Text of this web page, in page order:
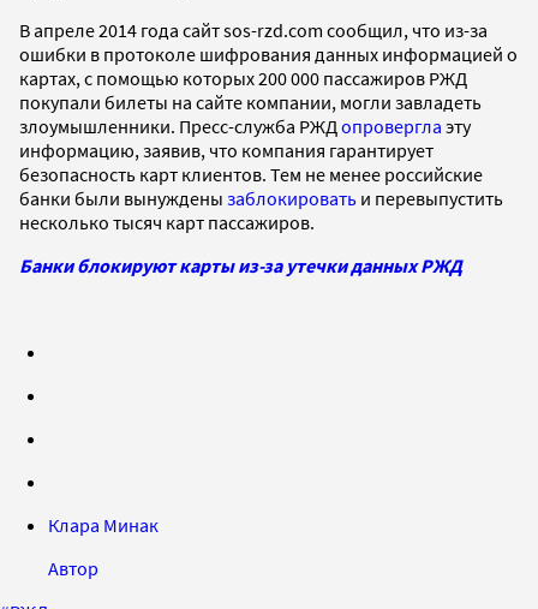
В апреле 2014 года сайт sos-rzd.com сообщил, что из-за
ошибки в протоколе шифрования данных информацией о
картах, с помощью которых 200 000 пассажиров РЖД
покупали билеты на сайте компании, могли завладеть
злоумышленники. Пресс-служба РЖД опровергла эту
информацию, заявив, что компания гарантирует
безопасность карт клиентов. Тем не менее российские
банки были вынуждены заблокировать и перевыпустить
несколько тысяч карт пассажиров.
Банки блокируют карты из-за утечки данных РЖД
Клара Минак
Автор